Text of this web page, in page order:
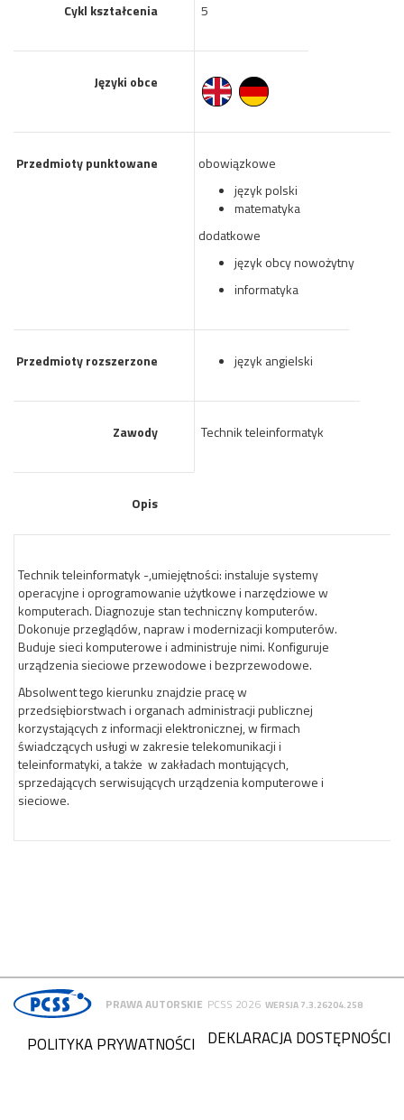
Cykl kształcenia 5
Języki obce
Przedmioty punktowane
obowiązkowe
język polski
matematyka
dodatkowe
język obcy nowożytny
informatyka
Przedmioty rozszerzone język angielski
Zawody Technik teleinformatyk
Opis
Technik teleinformatyk -,umiejętności: instaluje systemy
operacyjne i oprogramowanie użytkowe i narzędziowe w
komputerach. Diagnozuje stan techniczny komputerów.
Dokonuje przeglądów, napraw i modernizacji komputerów.
Buduje sieci komputerowe i administruje nimi. Konfiguruje
urządzenia sieciowe przewodowe i bezprzewodowe.
Absolwent tego kierunku znajdzie pracę w
przedsiębiorstwach i organach administracji publicznej
korzystających z informacji elektronicznej, w firmach
świadczących usługi w zakresie telekomunikacji i
teleinformatyki, a także w zakładach montujących,
sprzedających serwisujących urządzenia komputerowe i
sieciowe.
PRAWA AUTORSKIE PCSS 2026 WERSJA 7.3.26204.258
DEKLARACJA DOSTĘPNOŚCI
POLITYKA PRYWATNOŚCI